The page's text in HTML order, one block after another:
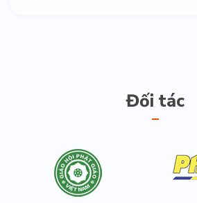
Đối tác